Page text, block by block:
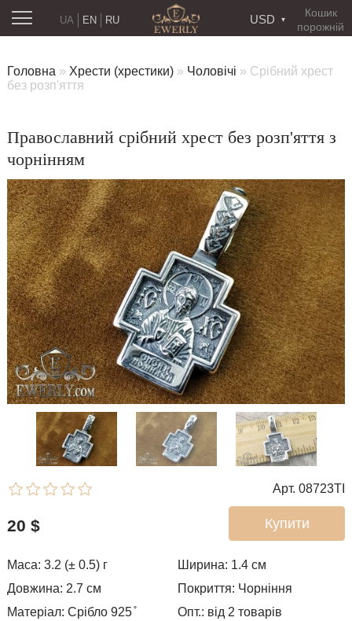
Кошик
порожній
USD
RU
UA EN
Головна » Хрести (хрестики) » Чоловічі » Срібний хрест
без розп'яття
Православний срібний хрест без розп'яття з
чорнінням
Арт. 08723TI
Купити
20 $
Маса: 3.2 (± 0.5) г Ширина: 1.4см
Довжина: 2.7 см
Покриття: Чорніння
Матеріал: Срібло 925 ̊
Опт.: від 2 товарів